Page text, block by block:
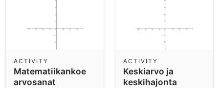
Matematiikankoe
arvosanat
ACTIVITY
Keskiarvo ja
keskihajonta
ACTIVITY